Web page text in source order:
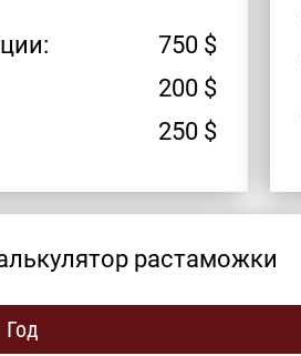
750 $
200 $
250 $
растаможки
Год